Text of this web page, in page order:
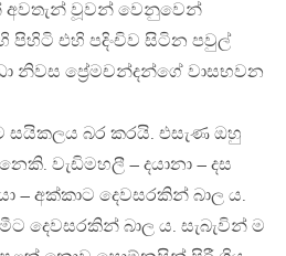
අවතැන් වූවන් වෙනුවෙන්
පිහිටි එහි පදිංචිව සිටින පවුල්
නිවස ප්‍රේමචන්දන්ගේ වාසභවන
සයිකලය බර කරයි. එසැණ ඔහු
වැඩිමහලී – දයානා – දස
– අක්කාට දෙවසරකින් බාල ය.
දෙවසරකින් බාල ය. සැබැවින් ම